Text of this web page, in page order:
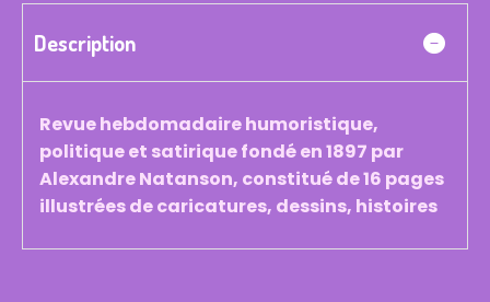
Description
Revue hebdomadaire humoristique,
politique et satirique fondé en 1897 par
Alexandre Natanson, constitué de 16 pages
illustrées de caricatures, dessins, histoires